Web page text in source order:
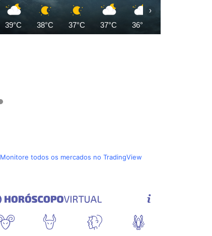
39°C 38°C 37°C 37°C 36°C
›
Monitore todos os mercados no TradingView